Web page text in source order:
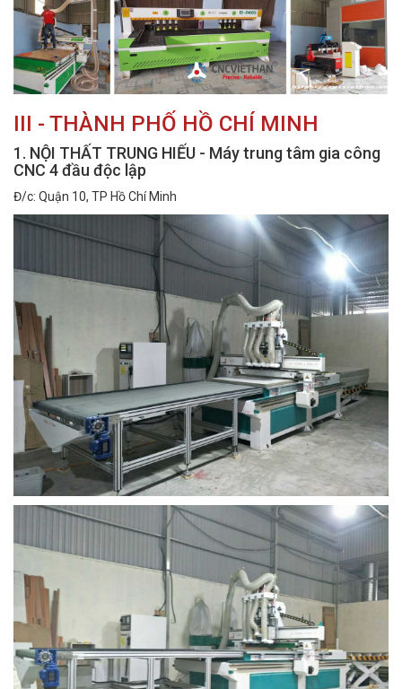
III - THÀNH PHỐ HỒ CHÍ MINH
1. NỘI THẤT TRUNG HIẾU - Máy trung tâm gia công
CNC 4 đầu độc lập
Đ/c: Quận 10, TP Hồ Chí Minh